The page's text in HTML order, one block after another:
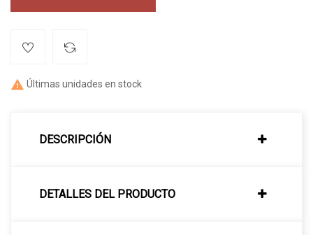
 Últimas unidades en stock
DESCRIPCIÓN
DETALLES DEL PRODUCTO